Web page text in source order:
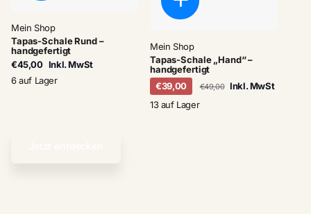
Mein Shop
Tapas-Schale Rund –
handgefertigt
€45,00 Inkl. MwSt
6 auf Lager
Mein Shop
Tapas-Schale „Hand“ –
handgefertigt
€39,00
€49,00 Inkl. MwSt
13 auf Lager